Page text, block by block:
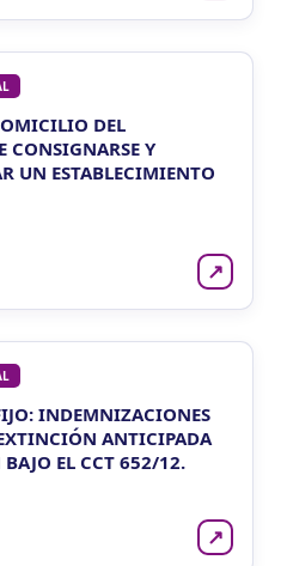
DEL
CONSIGNARSE Y
UN ESTABLECIMIENTO
↗
INDEMNIZACIONES
ANTICIPADA
EL CCT 652/12.
↗